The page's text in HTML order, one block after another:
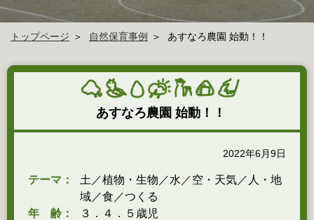
トップページ 自然保育事例 あすなろ農園 始動！！
あすなろ農園 始動！！
2022年6月9日
テーマ：
土／植物・生物／水／空・天気／人・地
域／食／つくる
年 齢：
３．４．５歳児